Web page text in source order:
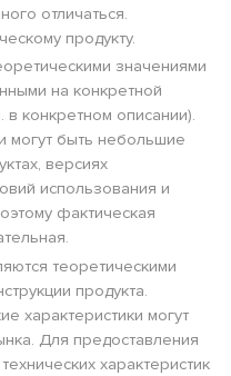
отличаться.
продукту.
значениями
на конкретной
в конкретном описании).
могут быть небольшие
версиях
использования и
фактическая
теоретическими
продукта.
характеристики могут
Для предоставления
характеристик